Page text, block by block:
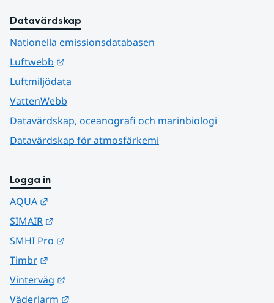
Datavärdskap
Nationella emissionsdatabasen
Luftwebb
Luftmiljödata
VattenWebb
Datavärdskap, oceanografi och marinbiologi
Datavärdskap för atmosfärkemi
Logga in
AQUA
SIMAIR
SMHI Pro
Timbr
Vinterväg
Väderlarm